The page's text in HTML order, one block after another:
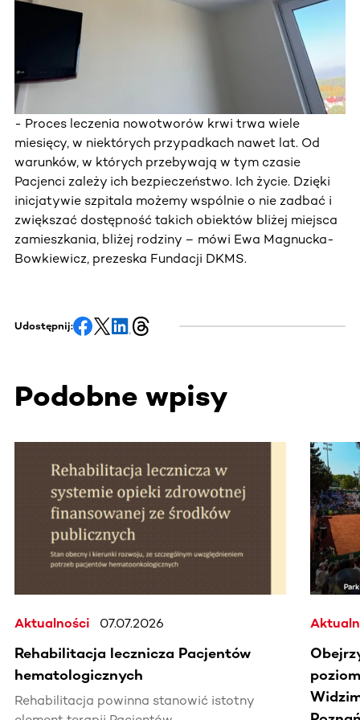
- Proces leczenia nowotworów krwi trwa wiele
miesięcy, w niektórych przypadkach nawet lat. Od
warunków, w których przebywają w tym czasie
Pacjenci zależy ich bezpieczeństwo. Ich życie. Dzięki
inicjatywie szpitala możemy wspólnie o nie zadbać i
zwiększać dostępność takich obiektów bliżej miejsca
zamieszkania, bliżej rodziny – mówi Ewa Magnucka-
Bowkiewicz, prezeska Fundacji DKMS.
Udostępnij:
Podobne wpisy
Ta sekcja zawiera treści przewijane w poziomie. Użyj
Aktualności 07.07.2026
Rehabilitacja lecznicza Pacjentów
hematologicznych
Rehabilitacja powinna stanowić istotny